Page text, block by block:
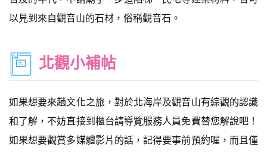
以見到來自觀音山的石材，俗稱觀音石。
北觀小補帖
如果想要來趟文化之旅，對於北海岸及觀音山有綜觀的認識
和了解，不妨直接到櫃台請導覽服務人員免費替您解說吧！
如果想要觀賞多媒體影片的話，記得要事前預約喔，而且僅